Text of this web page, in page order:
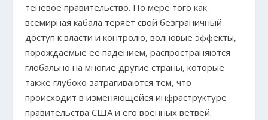
теневое правительство. По мере того как
всемирная кабала теряет свой безграничный
доступ к власти и контролю, волновые эффекты,
порождаемые ее падением, распространяются
глобально на многие другие страны, которые
также глубоко затрагиваются тем, что
происходит в изменяющейся инфраструктуре
правительства США и его военных ветвей.